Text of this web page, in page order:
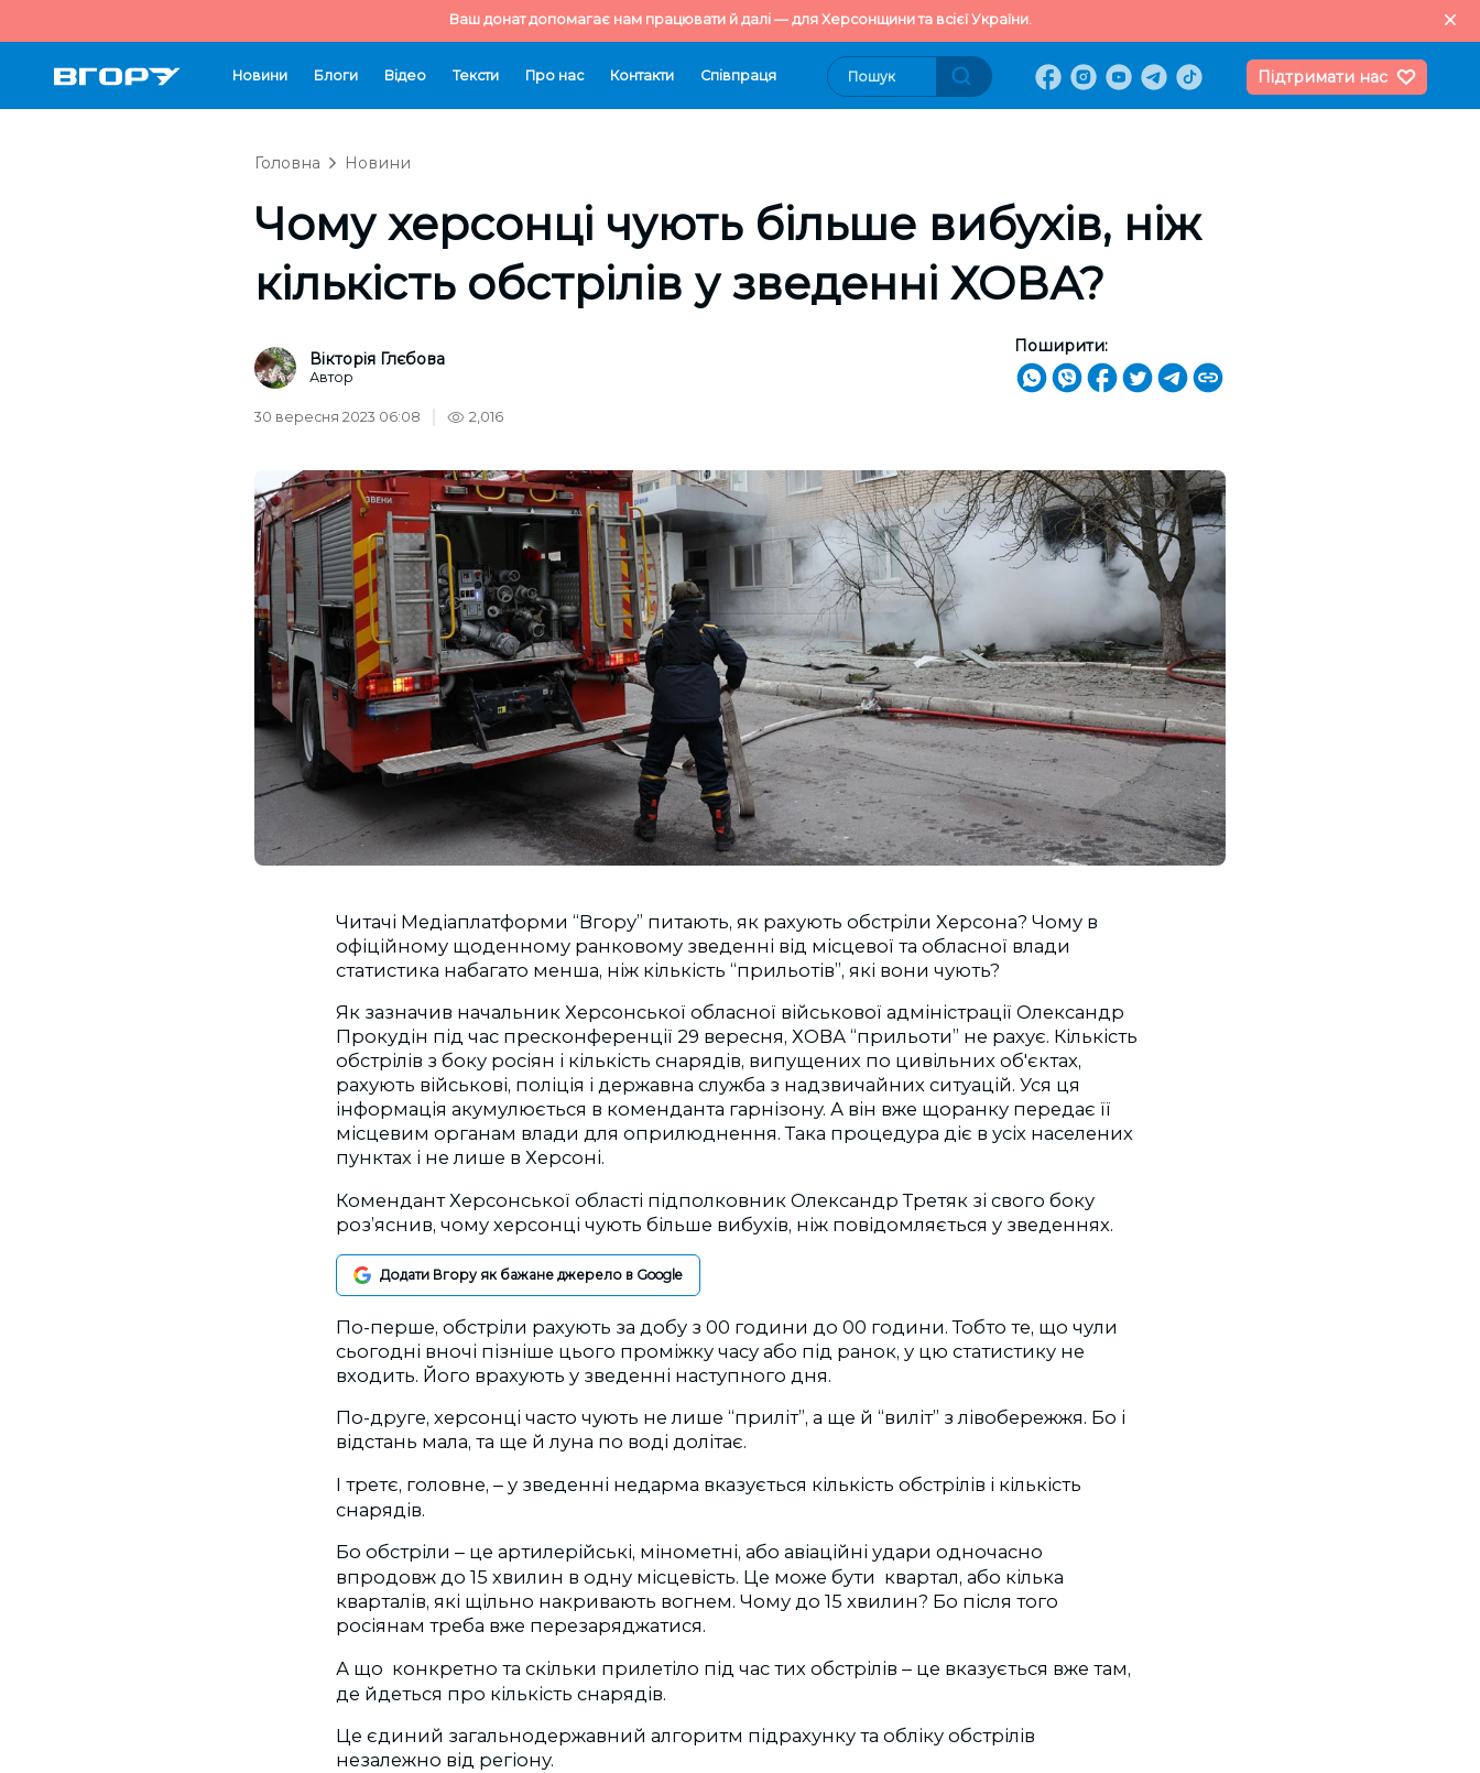
Ваш донат допомагає нам працювати й далі — для Херсонщини та всієї України.
Новини Блоги Відео Тексти Про нас Контакти Cпівпраця Підтримати нас
Головна Новини
Чому херсонці чують більше вибухів, ніж
кількість обстрілів у зведенні ХОВА?
Вікторія Глєбова
Автор
Поширити:
30 вересня 2023 06:08 2,016
Читачі Медіаплатформи “Вгору” питають, як рахують обстріли Херсона? Чому в
офіційному щоденному ранковому зведенні від місцевої та обласної влади
статистика набагато менша, ніж кількість “прильотів”, які вони чують?
Як зазначив начальник Херсонської обласної військової адміністрації Олександр
Прокудін під час пресконференції 29 вересня, ХОВА “прильоти” не рахує. Кількість
обстрілів з боку росіян і кількість снарядів, випущених по цивільних об'єктах,
рахують військові, поліція і державна служба з надзвичайних ситуацій. Уся ця
інформація акумулюється в коменданта гарнізону. А він вже щоранку передає її
місцевим органам влади для оприлюднення. Така процедура діє в усіх населених
пунктах і не лише в Херсоні.
Комендант Херсонської області підполковник Олександр Третяк зі свого боку
роз’яснив, чому херсонці чують більше вибухів, ніж повідомляється у зведеннях.
Додати Вгору як бажане джерело в Google
По-перше, обстріли рахують за добу з 00 години до 00 години. Тобто те, що чули
сьогодні вночі пізніше цього проміжку часу або під ранок, у цю статистику не
входить. Його врахують у зведенні наступного дня.
По-друге, херсонці часто чують не лише “приліт”, а ще й “виліт” з лівобережжя. Бо і
відстань мала, та ще й луна по воді долітає.
І третє, головне, – у зведенні недарма вказується кількість обстрілів і кількість
снарядів.
Бо обстріли – це артилерійські, мінометні, або авіаційні удари одночасно
впродовж до 15 хвилин в одну місцевість. Це може бути квартал, або кілька
кварталів, які щільно накривають вогнем. Чому до 15 хвилин? Бо після того
росіянам треба вже перезаряджатися.
А що конкретно та скільки прилетіло під час тих обстрілів – це вказується вже там,
де йдеться про кількість снарядів.
Це єдиний загальнодержавний алгоритм підрахунку та обліку обстрілів
незалежно від регіону.